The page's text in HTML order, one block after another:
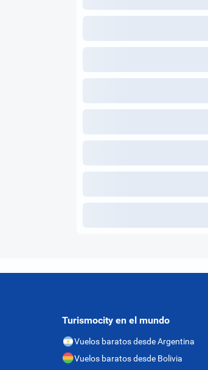
Turismocity en el mundo
Vuelos baratos desde Argentina
Vuelos baratos desde Bolivia